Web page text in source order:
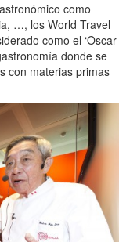
como
…, los World Travel
como el ‘Oscar
donde se
con materias primas